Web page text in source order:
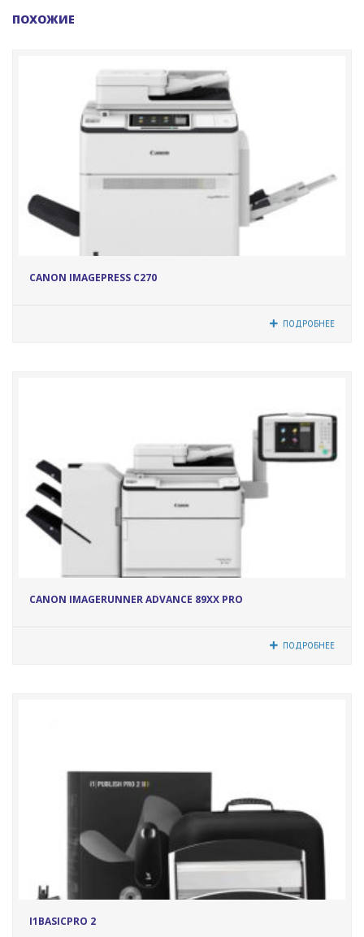
ПОХОЖИЕ
CANON IMAGEPRESS C270
ПОДРОБНЕЕ
CANON IMAGERUNNER АDVANCE 89ХХ PRO
ПОДРОБНЕЕ
I1BASICPRO 2